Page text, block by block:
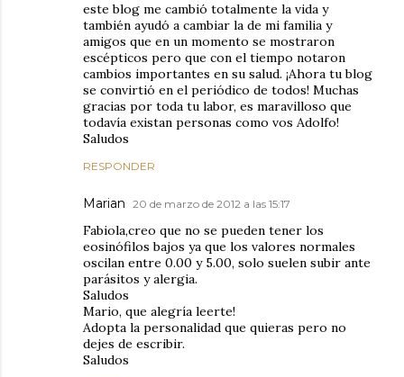
este blog me cambió totalmente la vida y
también ayudó a cambiar la de mi familia y
amigos que en un momento se mostraron
escépticos pero que con el tiempo notaron
cambios importantes en su salud. ¡Ahora tu blog
se convirtió en el periódico de todos! Muchas
gracias por toda tu labor, es maravilloso que
todavía existan personas como vos Adolfo!
Saludos
RESPONDER
Marian 20 de marzo de 2012 a las 15:17
Fabiola,creo que no se pueden tener los
eosinófilos bajos ya que los valores normales
oscilan entre 0.00 y 5.00, solo suelen subir ante
parásitos y alergia.
Saludos
Mario, que alegría leerte!
Adopta la personalidad que quieras pero no
dejes de escribir.
Saludos